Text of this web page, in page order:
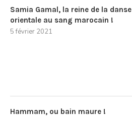
Samia Gamal, la reine de la danse
orientale au sang marocain !
5 février 2021
Hammam, ou bain maure !